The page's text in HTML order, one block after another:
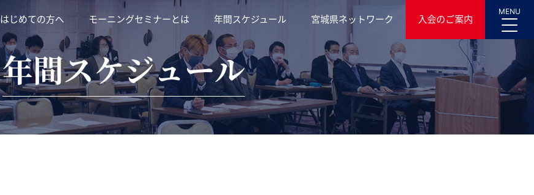
はじめての方へ モーニングセミナーとは 年間スケジュール 宮城県ネットワーク 入会のご案内
MENU
年間スケジュール